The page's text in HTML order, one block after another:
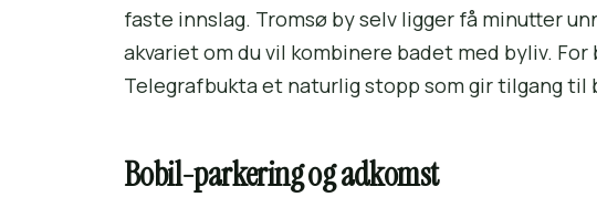
faste innslag. Tromsø by selv ligger få minutter
akvariet om du vil kombinere badet med byliv.
Telegrafbukta et naturlig stopp som gir tilgang til
Bobil-parkering og adkomst